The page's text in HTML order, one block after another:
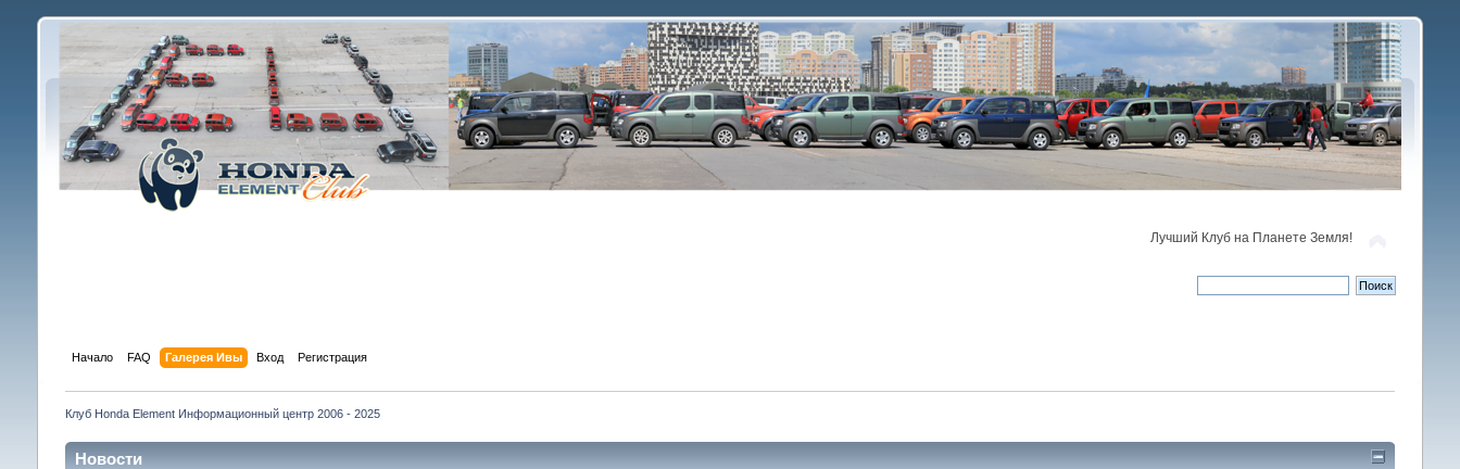
Лучший Клуб на Планете Земля!
Начало FAQ Галерея Ивы Вход Регистрация
Клуб Honda Element Информационный центр 2006 - 2025
Новости